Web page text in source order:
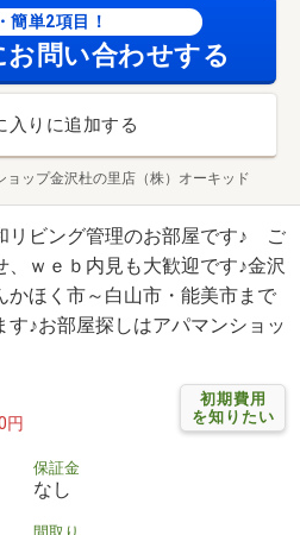
簡単2項目！
お問い合わせする
入りに追加する
ョップ金沢杜の里店（株）オーキッド
リビング管理のお部屋です♪ ご
、ｗｅｂ内見も大歓迎です♪金沢
かほく市～白山市・能美市まで
♪お部屋探しはアパマンショッ
初期費用
を知りたい
円
保証金
なし